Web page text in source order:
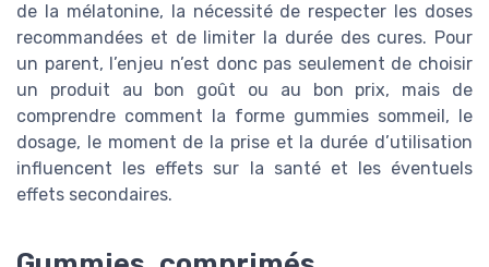
de la mélatonine, la nécessité de respecter les doses
recommandées et de limiter la durée des cures. Pour
un parent, l’enjeu n’est donc pas seulement de choisir
un produit au bon goût ou au bon prix, mais de
comprendre comment la forme gummies sommeil, le
dosage, le moment de la prise et la durée d’utilisation
influencent les effets sur la santé et les éventuels
effets secondaires.